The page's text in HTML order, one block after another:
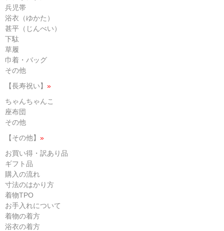
兵児帯
浴衣（ゆかた）
甚平（じんべい）
下駄
草履
巾着・バッグ
その他
【長寿祝い】 »
ちゃんちゃんこ
座布団
その他
【その他】 »
お買い得・訳あり品
ギフト品
購入の流れ
寸法のはかり方
着物TPO
お手入れについて
着物の着方
浴衣の着方